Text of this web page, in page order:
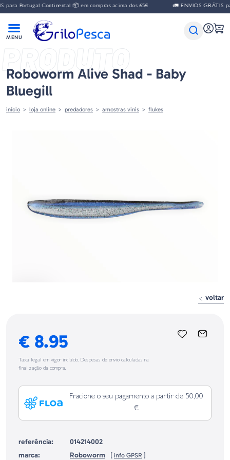
para Portugal Continental 📦 em compras acima dos 65€ 🚛 ENVIOS GRÁTIS
PRODUTO
Roboworm Alive Shad - Baby
Bluegill
início loja online predadores amostras vinis flukes
voltar
€ 8.95
Taxa legal em vigor incluído. Despesas de envio calculadas na
finalização da compra.
Fracione o seu pagamento a partir de 50,00
€
referência:
014214002
marca:
Roboworm [ info GPSR ]